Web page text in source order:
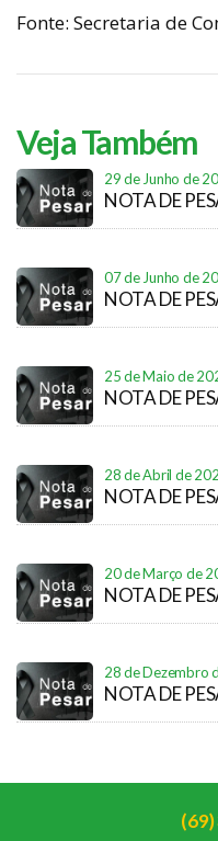
Fonte: Secretaria de
Veja Também
29 de Junho de
NOTA DE
07 de Junho de
NOTA DE
25 de Maio de
NOTA DE
28 de Abril de
NOTA DE
20 de Março de
NOTA DE
28 de Dezembro
NOTA DE